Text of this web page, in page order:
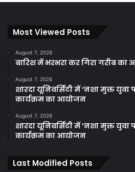
Most Viewed Posts
August 7, 2026
बारिश में भरभरा कर गिरा गरीब का
August 7, 2026
शारदा यूनिवर्सिटी में ‘नशा मुक्त युवा
कार्यक्रम का आयोजन
August 7, 2026
शारदा यूनिवर्सिटी में ‘नशा मुक्त युवा
कार्यक्रम का आयोजन
Last Modified Posts